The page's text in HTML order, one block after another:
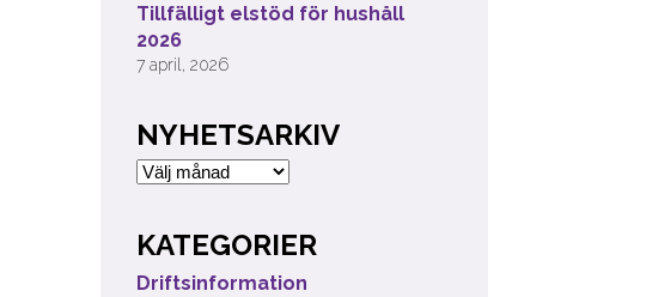
Tillfälligt elstöd för hushåll
2026
7 april, 2026
NYHETSARKIV
Nyhetsarkiv
KATEGORIER
Driftsinformation